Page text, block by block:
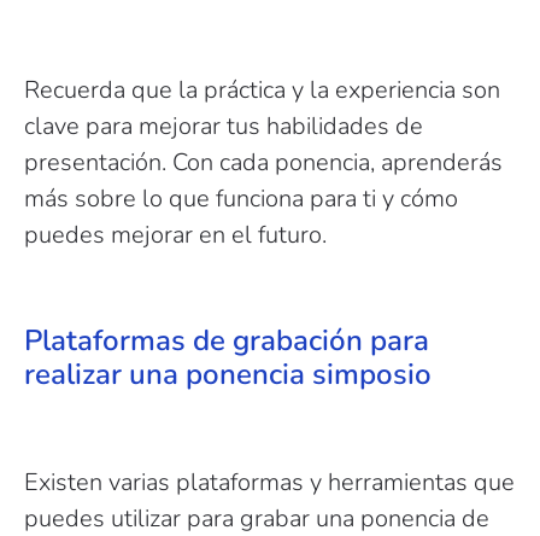
Recuerda que la práctica y la experiencia son
clave para mejorar tus habilidades de
presentación. Con cada ponencia, aprenderás
más sobre lo que funciona para ti y cómo
puedes mejorar en el futuro.
Plataformas de grabación para
realizar una ponencia simposio
Existen varias plataformas y herramientas que
puedes utilizar para grabar una ponencia de